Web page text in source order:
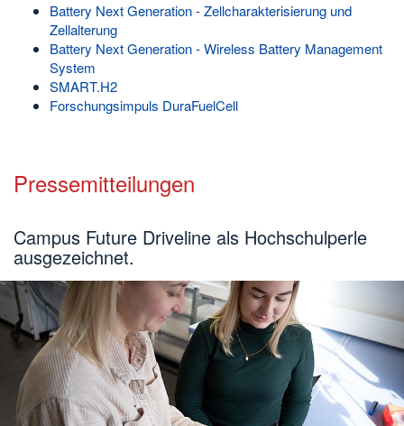
Battery Next Generation - Zellcharakterisierung und
Zellalterung
Battery Next Generation - Wireless Battery Management
System
SMART.H2
Forschungsimpuls DuraFuelCell
Pressemitteilungen
Campus Future Driveline als Hochschulperle
ausgezeichnet.